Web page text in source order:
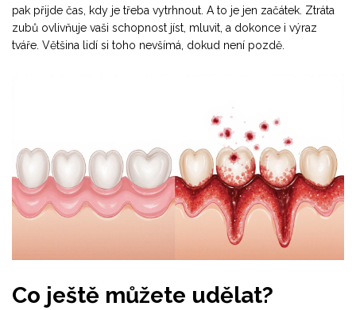
pak přijde čas, kdy je třeba vytrhnout. A to je jen začátek. Ztráta
zubů ovlivňuje vaši schopnost jíst, mluvit, a dokonce i výraz
tváře. Většina lidí si toho nevšímá, dokud není pozdě.
Co ještě můžete udělat?